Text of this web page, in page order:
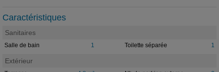
Caractéristiques
Sanitaires
Salle de bain 1 Toilette séparée 1
Extérieur